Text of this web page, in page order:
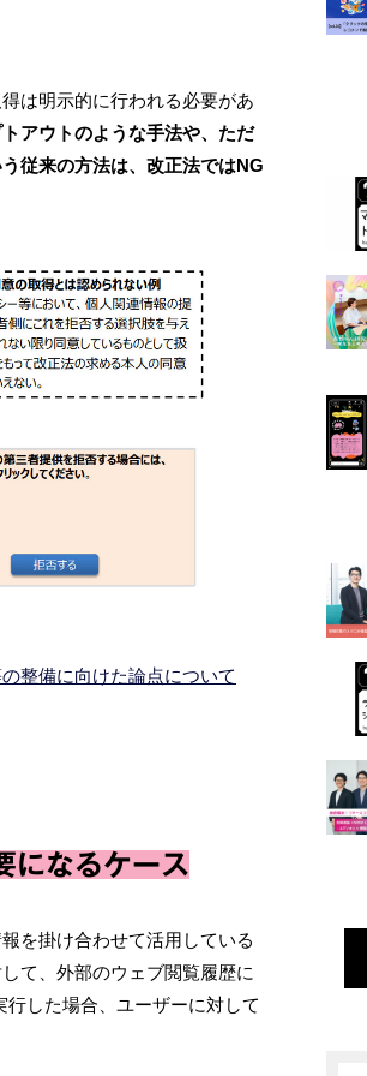
は明示的に行われる必要があ
アウトのような手法や、ただ
従来の方法は、改正法ではNG
整備に向けた論点について
になるケース
を掛け合わせて活用している
て、外部のウェブ閲覧履歴に
した場合、ユーザーに対して